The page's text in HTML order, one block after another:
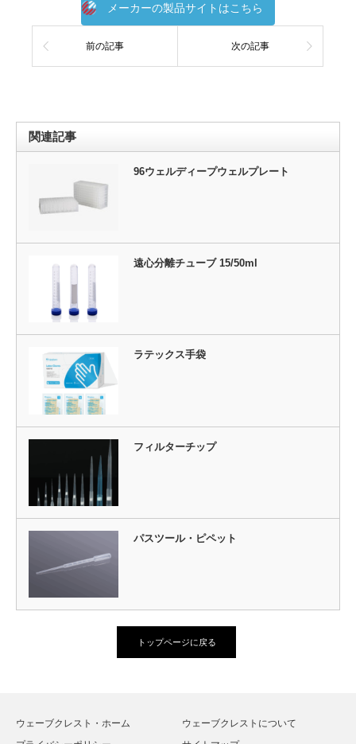
メーカーの製品サイトはこちら
前の記事 次の記事
関連記事
96ウェルディープウェルプレート
遠心分離チューブ 15/50ml
ラテックス手袋
フィルターチップ
パスツール・ピペット
トップページに戻る
ウェーブクレスト・ホーム
ウェーブクレストについて